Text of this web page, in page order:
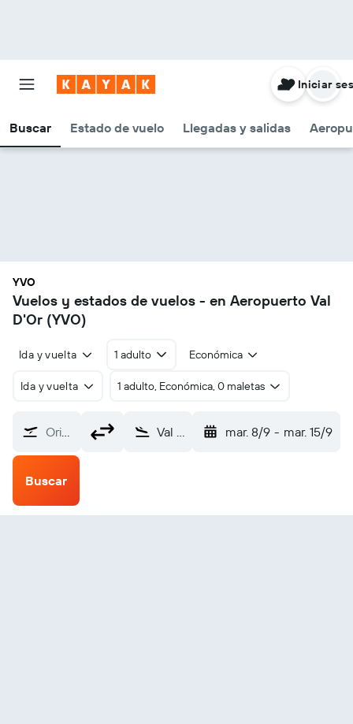
Buscar Estado de vuelo Llegadas y salidas
Iniciar
YVO
Vuelos y estados de vuelos - en Aeropuerto Val
D'Or (YVO)
Ida y vuelta 1 adulto Económica
Ida y vuelta 1 adulto, Económica, 0 maletas
Origen Val D'Or (YVO) mar. 8/9 - mar. 15/9
Buscar